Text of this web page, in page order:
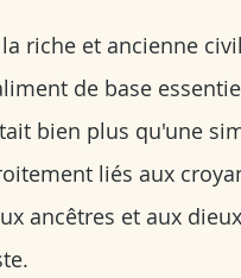
riche et ancienne
de base
bien plus qu'une
liés aux
ancêtres et aux